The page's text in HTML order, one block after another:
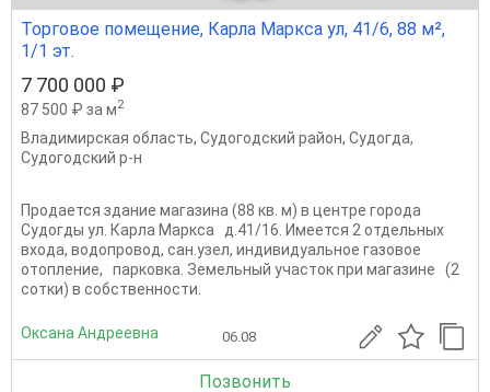
Торговое помещение, Карла Маркса ул, 41/6, 88 м²,
1/1 эт.
7 700 000 ₽
87 500 ₽ за м2
Владимирская область, Судогодский район, Судогда,
Судогодский р-н
Продается здание магазина (88 кв. м) в центре города
Судогды ул. Карла Маркса д.41/16. Имеется 2 отдельных
входа, водопровод, сан.узел, индивидуальное газовое
отопление, парковка. Земельный участок при магазине (2
сотки) в собственности.
Оксана Андреевна 06.08
Позвонить